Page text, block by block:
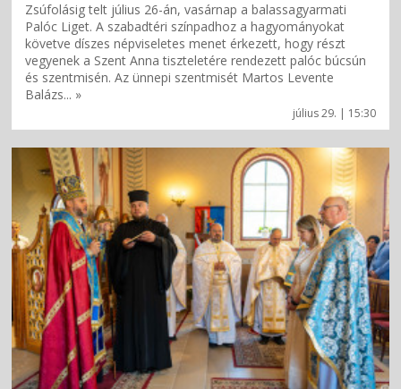
július 29. | 15:30
Zsúfolásig telt július 26-án, vasárnap a balassagyarmati
Palóc Liget. A szabadtéri színpadhoz a hagyományokat
követve díszes népviseletes menet érkezett, hogy részt
vegyenek a Szent Anna tiszteletére rendezett palóc búcsún
és szentmisén. Az ünnepi szentmisét Martos Levente
Balázs... »